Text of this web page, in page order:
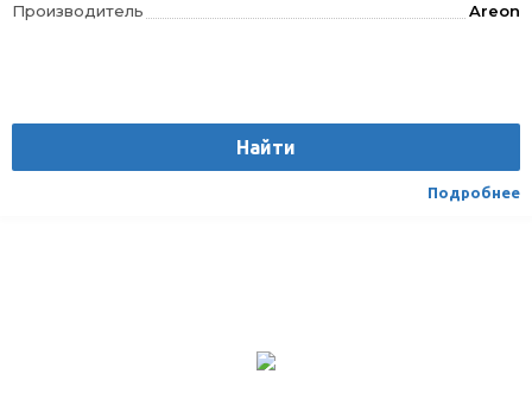
Производитель Areon
Найти
Подробнее